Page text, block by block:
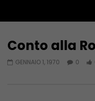
Conto alla
GENNAIO 1, 1970 0